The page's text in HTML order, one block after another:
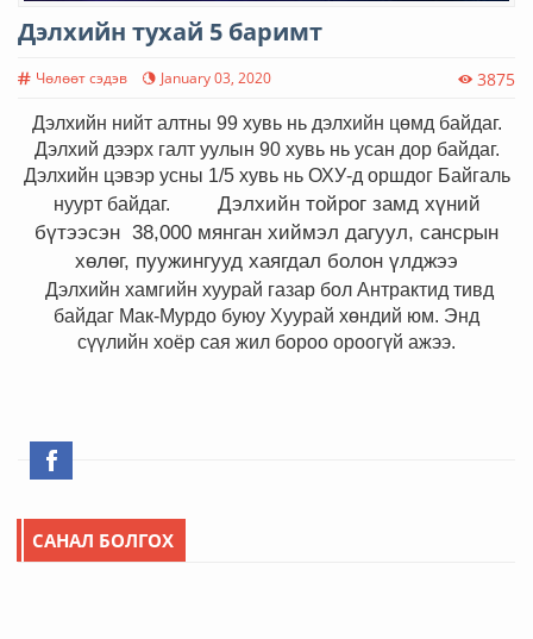
Дэлхийн тухай 5 баримт
Чөлөөт сэдэв January 03, 2020 3875
Дэлхийн нийт алтны 99 хувь нь дэлхийн цөмд байдаг.
Дэлхий дээрх галт уулын 90 хувь нь усан дор байдаг.
Дэлхийн цэвэр усны 1/5 хувь нь ОХУ-д оршдог Байгаль
нуурт байдаг​.
Дэлхийн тойрог замд хүний
бүтээсэн 38,000 мянган хиймэл дагуул, сансрын
хөлөг, пуужингууд хаягдал болон үлджээ
Дэлхийн хамгийн хуурай газар бол Антрактид тивд
байдаг Мак-Мурдо буюу Хуурай хөндий юм. Энд
сүүлийн хоёр сая жил бороо ороогүй ажээ.
САНАЛ БОЛГОХ